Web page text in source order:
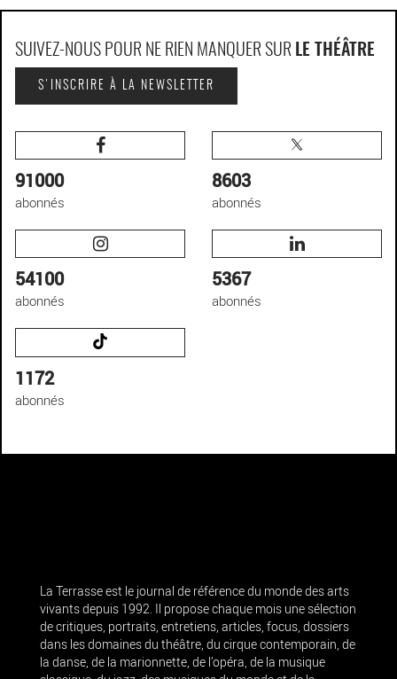
SUIVEZ-NOUS POUR NE RIEN MANQUER SUR LE THÉÂTRE
S'INSCRIRE À LA NEWSLETTER
91000
abonnés
8603
abonnés
54100
abonnés
5367
abonnés
1172
abonnés
La Terrasse est le journal de référence du monde des arts
vivants depuis 1992. Il propose chaque mois une sélection
de critiques, portraits, entretiens, articles, focus, dossiers
dans les domaines du théâtre, du cirque contemporain, de
la danse, de la marionnette, de l’opéra, de la musique